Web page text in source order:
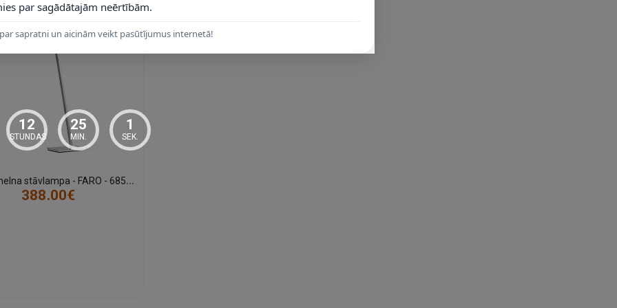
M
OMA melna stāvlampa - FARO - 68503
388.00€
par sagādātajām neērtībām.
sapratni un aicinām veikt pasūtījumus internetā!
12
STUNDAS
25
MIN.
0
SEK.